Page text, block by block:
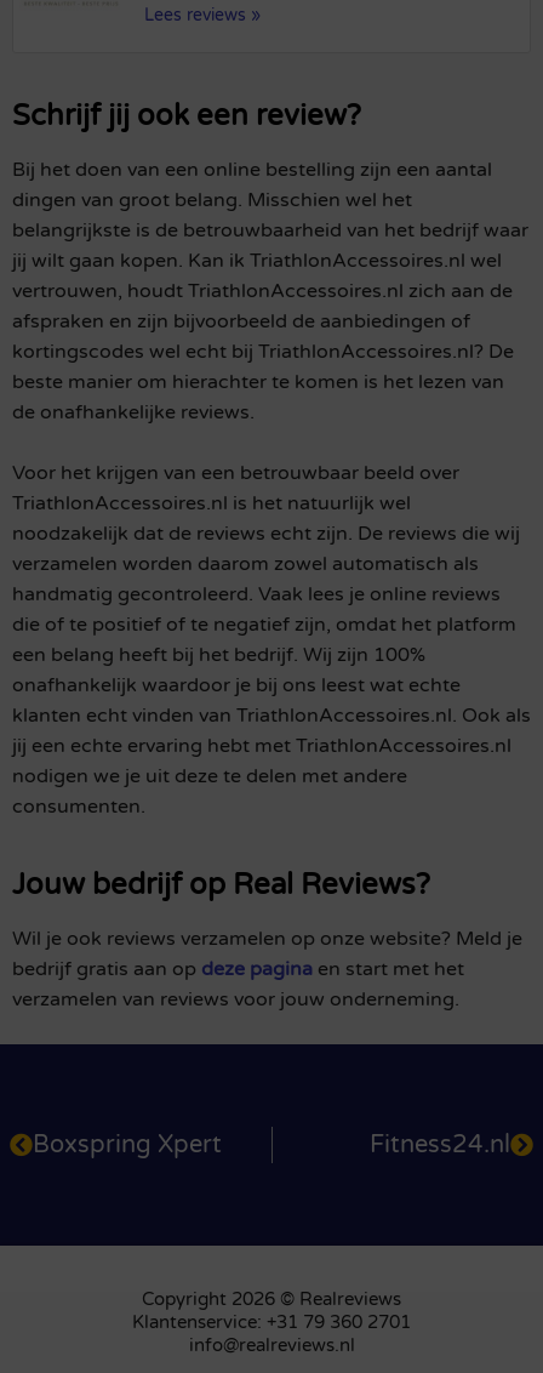
Lees reviews »
Schrijf jij ook een review?
Bij het doen van een online bestelling zijn een aantal
dingen van groot belang. Misschien wel het
belangrijkste is de betrouwbaarheid van het bedrijf waar
jij wilt gaan kopen. Kan ik TriathlonAccessoires.nl wel
vertrouwen, houdt TriathlonAccessoires.nl zich aan de
afspraken en zijn bijvoorbeeld de aanbiedingen of
kortingscodes wel echt bij TriathlonAccessoires.nl? De
beste manier om hierachter te komen is het lezen van
de onafhankelijke reviews.
Voor het krijgen van een betrouwbaar beeld over
TriathlonAccessoires.nl is het natuurlijk wel
noodzakelijk dat de reviews echt zijn. De reviews die wij
verzamelen worden daarom zowel automatisch als
handmatig gecontroleerd. Vaak lees je online reviews
die of te positief of te negatief zijn, omdat het platform
een belang heeft bij het bedrijf. Wij zijn 100%
onafhankelijk waardoor je bij ons leest wat echte
klanten echt vinden van TriathlonAccessoires.nl. Ook als
jij een echte ervaring hebt met TriathlonAccessoires.nl
nodigen we je uit deze te delen met andere
consumenten.
Jouw bedrijf op Real Reviews?
Wil je ook reviews verzamelen op onze website? Meld je
bedrijf gratis aan op deze pagina en start met het
verzamelen van reviews voor jouw onderneming.
Boxspring Xpert Fitness24.nl
Copyright 2026 © Realreviews
Klantenservice: +31 79 360 2701
info@realreviews.nl